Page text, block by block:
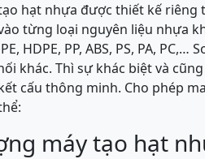
hạt nhựa được thiết kế riêng
từng loại nguyên liệu nhựa
HDPE, PP, ABS, PS, PA,
khác. Thì sự khác biệt và
cấu thông minh. Cho phép
máy tạo hạt